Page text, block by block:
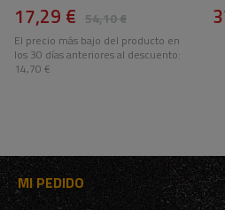
54,10 €
17,29 €
El precio más bajo del producto en
los 30 días anteriores al descuento:
14,70 €
MI PEDIDO